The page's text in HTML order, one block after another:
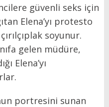
güvenli seks için
Elena’yı protesto
soyunur.
gelen müdüre,
Elena’yı
portresini sunan